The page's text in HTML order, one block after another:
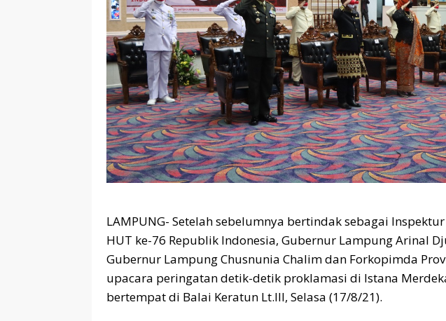
LAMPUNG- Setelah sebelumnya bertindak sebagai
HUT ke-76 Republik Indonesia, Gubernur Lampung Arinal
Gubernur Lampung Chusnunia Chalim dan Forkopimda
upacara peringatan detik-detik proklamasi di Istana
bertempat di Balai Keratun Lt.III, Selasa (17/8/21).